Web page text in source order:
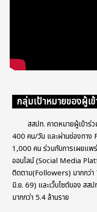
กลุ่มเป้าหมายของผู้เ
สสปท. คาดหมายผู้เข้าร่ว
400 คน/วัน และผ่านช่องทาง
1,000 คน ร่วมกับการเผยแพ
ออนไลน์ (Social Media
ติดตาม(Followers) มากกว่
มิ.ย. 69) และเว็บไซต์ของ สส
มากกว่า 5.4 ล้านราย